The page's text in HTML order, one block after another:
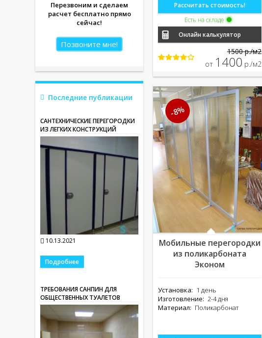
Перезвоним и сделаем
расчет бесплатно прямо
сейчас!
Позвоните мне!
Последние публикации
САНТЕХНИЧЕСКИЕ ПЕРЕГОРОДКИ
ИЗ ЛЕГКИХ КОНСТРУКЦИЙ
10.13.2021
Подробнее
ТРЕБОВАНИЯ САНПИН ДЛЯ
ОБЩЕСТВЕННЫХ ТУАЛЕТОВ
Рассчитать стоимость!
Есть на складе
Онлайн калькулятор
1500 р./м2
от 1400 р./м2
-8%
Мобильные перегородки
из поликарбоната
Эконом
Установка: 1 день
Изготовление: 2-4 дня
Материал: Поликарбонат